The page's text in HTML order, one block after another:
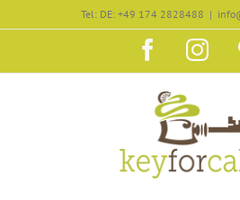
Inhalt
Tel: DE: +49 174 2828488 |